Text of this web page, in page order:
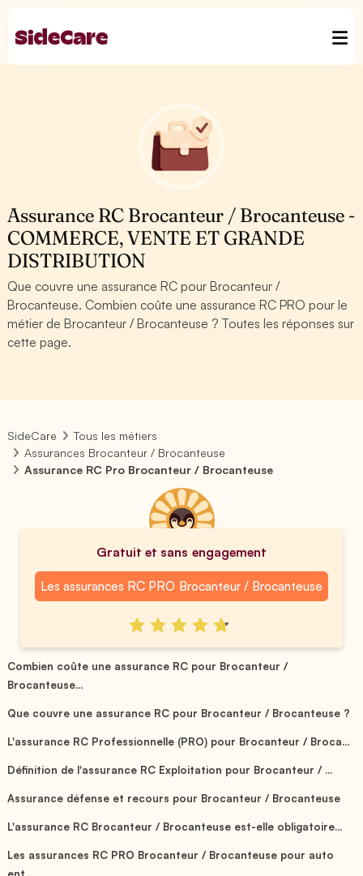
Assurance RC Brocanteur / Brocanteuse -
COMMERCE, VENTE ET GRANDE
DISTRIBUTION
Que couvre une assurance RC pour Brocanteur /
Brocanteuse. Combien coûte une assurance RC PRO pour le
métier de Brocanteur / Brocanteuse ? Toutes les réponses sur
cette page.
SideCare
Tous les métiers
Assurances Brocanteur / Brocanteuse
Assurance RC Pro Brocanteur / Brocanteuse
Gratuit et sans engagement
Les assurances RC PRO Brocanteur / Brocanteuse
Combien coûte une assurance RC pour Brocanteur /
Brocanteuse...
Que couvre une assurance RC pour Brocanteur / Brocanteuse ?
L'assurance RC Professionnelle (PRO) pour Brocanteur / Broca...
Définition de l'assurance RC Exploitation pour Brocanteur / ...
Assurance défense et recours pour Brocanteur / Brocanteuse
L'assurance RC Brocanteur / Brocanteuse est-elle obligatoire...
Les assurances RC PRO Brocanteur / Brocanteuse pour auto